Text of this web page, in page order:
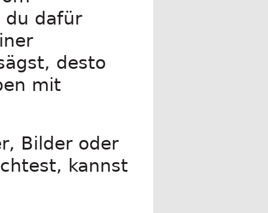
du dafür
desto
mit
Bilder oder
kannst